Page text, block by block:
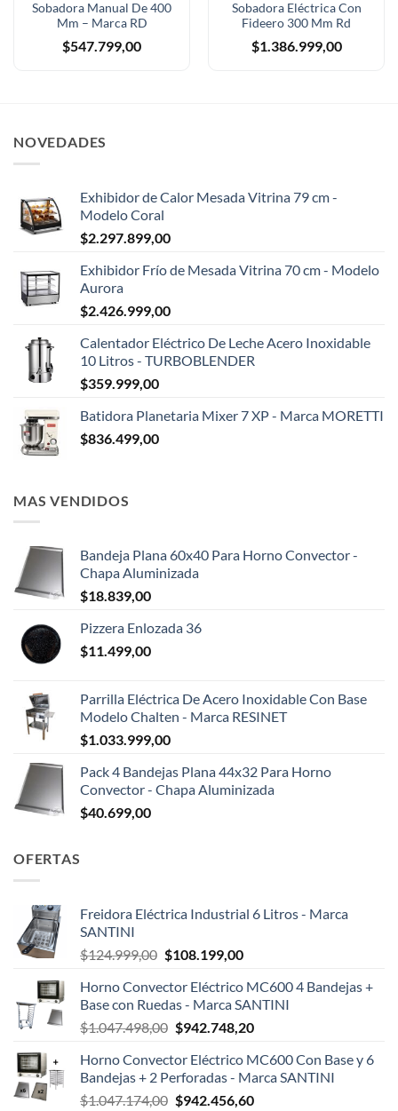
Sobadora Manual De 400
Mm – Marca RD
$547.799,00
Sobadora Eléctrica Con
Fideero 300 Mm Rd
$1.386.999,00
NOVEDADES
Exhibidor de Calor Mesada Vitrina 79 cm -
Modelo Coral
$2.297.899,00
Exhibidor Frío de Mesada Vitrina 70 cm - Modelo
Aurora
$2.426.999,00
Calentador Eléctrico De Leche Acero Inoxidable
10 Litros - TURBOBLENDER
$359.999,00
Batidora Planetaria Mixer 7 XP - Marca MORETTI
$836.499,00
MAS VENDIDOS
Bandeja Plana 60x40 Para Horno Convector -
Chapa Aluminizada
$18.839,00
Pizzera Enlozada 36
$11.499,00
Parrilla Eléctrica De Acero Inoxidable Con Base
Modelo Chalten - Marca RESINET
$1.033.999,00
Pack 4 Bandejas Plana 44x32 Para Horno
Convector - Chapa Aluminizada
$40.699,00
OFERTAS
Freidora Eléctrica Industrial 6 Litros - Marca
SANTINI
$124.999,00 El
original
era:
$124.999,00.
$108.199,00El
actual
es:
$108.199,00.
Horno Convector Eléctrico MC600 4 Bandejas +
Base con Ruedas - Marca SANTINI
$1.047.498,00 El
original
era:
$1.047.498,00.
$942.748,20El
actual
es:
$942.748,20.
Horno Convector Eléctrico MC600 Con Base y 6
Bandejas + 2 Perforadas - Marca SANTINI
$1.047.174,00 El
$942.456,60El